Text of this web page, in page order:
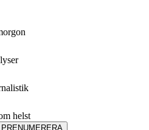
helst
PRENUMERERA